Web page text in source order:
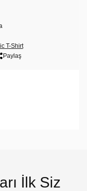
T-Shirt
Paylaş
İlk Siz